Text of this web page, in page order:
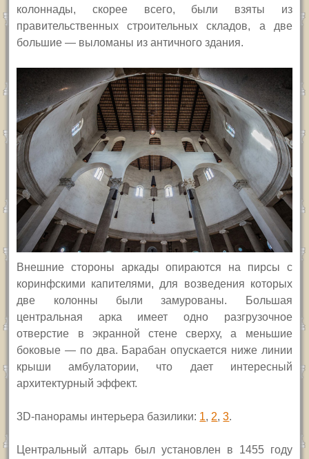
колоннады, скорее всего, были взяты из
правительственных строительных складов, а две
большие — выломаны из античного здания.
Внешние стороны аркады опираются на пирсы с
коринфскими капителями, для возведения которых
две колонны были замурованы. Большая
центральная арка имеет одно разгрузочное
отверстие в экранной стене сверху, а меньшие
боковые — по два. Барабан опускается ниже линии
крыши амбулатории, что дает интересный
архитектурный эффект.
3D-панорамы интерьера базилики: 1, 2,3.
Центральный алтарь был установлен в 1455 году